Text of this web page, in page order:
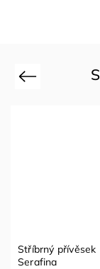
Previous
Stříbrný přívěsek
Serafina